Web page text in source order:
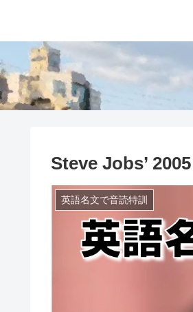
Steve Jobs’
英語名文で音読特訓